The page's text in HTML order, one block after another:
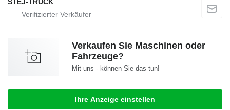
Verkaufen Sie Maschinen oder
Fahrzeuge?
Mit uns - können Sie das tun!
Ihre Anzeige einstellen